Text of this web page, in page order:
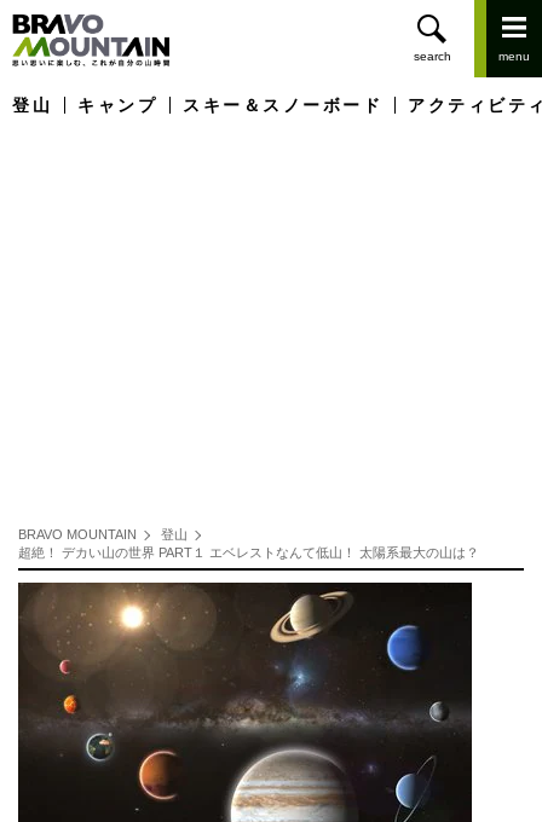
登山 キャンプ スキー＆スノーボード アクティビテ
BRAVO MOUNTAIN
登山
超絶！ デカい山の世界 PART１ エベレストなんて低山！ 太陽系最大の山は？